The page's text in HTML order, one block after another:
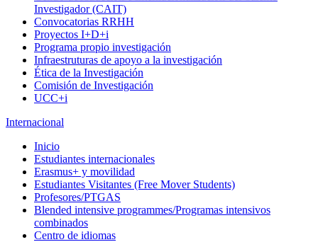
Investigador (CAIT)
Convocatorias RRHH
Proyectos I+D+i
Programa propio investigación
Infraestruturas de apoyo a la investigación
Ética de la Investigación
Comisión de Investigación
UCC+i
Internacional
Inicio
Estudiantes internacionales
Erasmus+ y movilidad
Estudiantes Visitantes (Free Mover Students)
Profesores/PTGAS
Blended intensive programmes/Programas intensivos
combinados
Centro de idiomas